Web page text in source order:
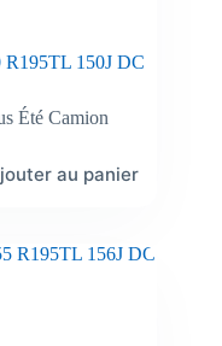
150J DC
Été Camion
au panier